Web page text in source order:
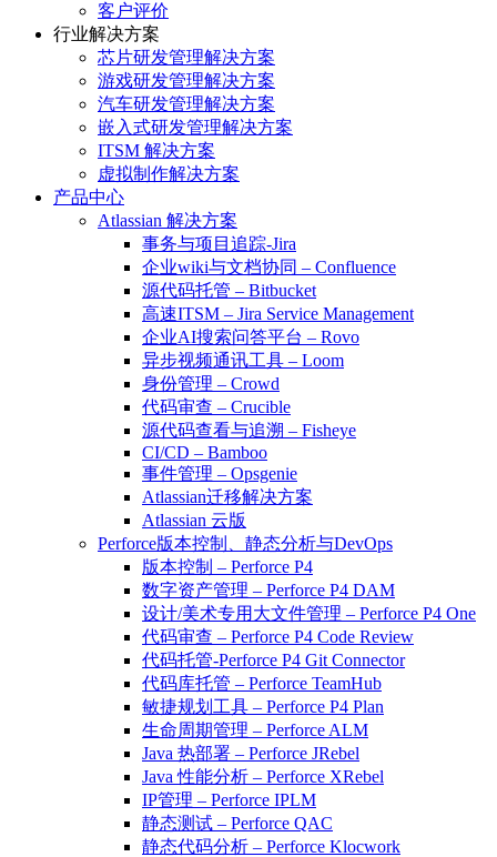
客户评价
行业解决方案
芯片研发管理解决方案
游戏研发管理解决方案
汽车研发管理解决方案
嵌入式研发管理解决方案
ITSM 解决方案
虚拟制作解决方案
产品中心
Atlassian 解决方案
事务与项目追踪-Jira
企业wiki与文档协同 – Confluence
源代码托管 – Bitbucket
高速ITSM – Jira Service Management
企业AI搜索问答平台 – Rovo
异步视频通讯工具 – Loom
身份管理 – Crowd
代码审查 – Crucible
源代码查看与追溯 – Fisheye
CI/CD – Bamboo
事件管理 – Opsgenie
Atlassian迁移解决方案
Atlassian 云版
Perforce版本控制、静态分析与DevOps
版本控制 – Perforce P4
数字资产管理 – Perforce P4 DAM
设计/美术专用大文件管理 – Perforce P4 One
代码审查 – Perforce P4 Code Review
代码托管-Perforce P4 Git Connector
代码库托管 – Perforce TeamHub
敏捷规划工具 – Perforce P4 Plan
生命周期管理 – Perforce ALM
Java 热部署 – Perforce JRebel
Java 性能分析 – Perforce XRebel
IP管理 – Perforce IPLM
静态测试 – Perforce QAC
静态代码分析 – Perforce Klocwork